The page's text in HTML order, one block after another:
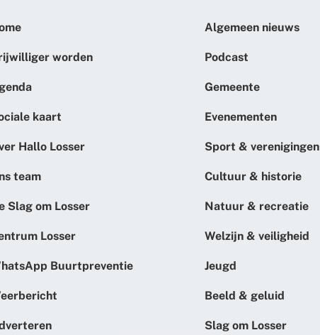
worden
kaart
Hallo Losser
team
Slag om Losser
Losser
Buurtpreventie
Algemeen nieuws
Podcast
Gemeente
Evenementen
Sport & verenigingen
Cultuur & historie
Natuur & recreatie
Welzijn & veiligheid
Jeugd
Beeld & geluid
Slag om Losser